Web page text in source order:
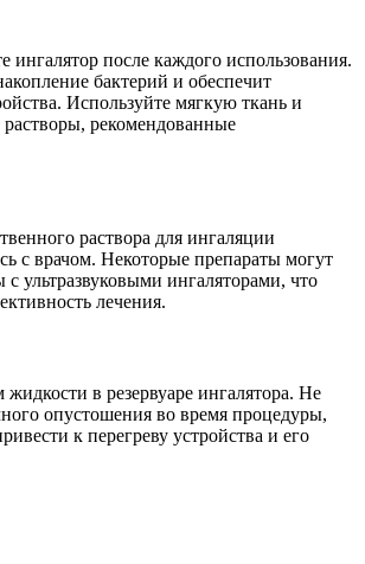
ингалятор после каждого использования.
бактерий и обеспечит
Используйте мягкую ткань и
рекомендованные
раствора для ингаляции
с врачом. Некоторые препараты могут
ультразвуковыми ингаляторами, что
лечения.
жидкости в резервуаре ингалятора. Не
опустошения во время процедуры,
к перегреву устройства и его